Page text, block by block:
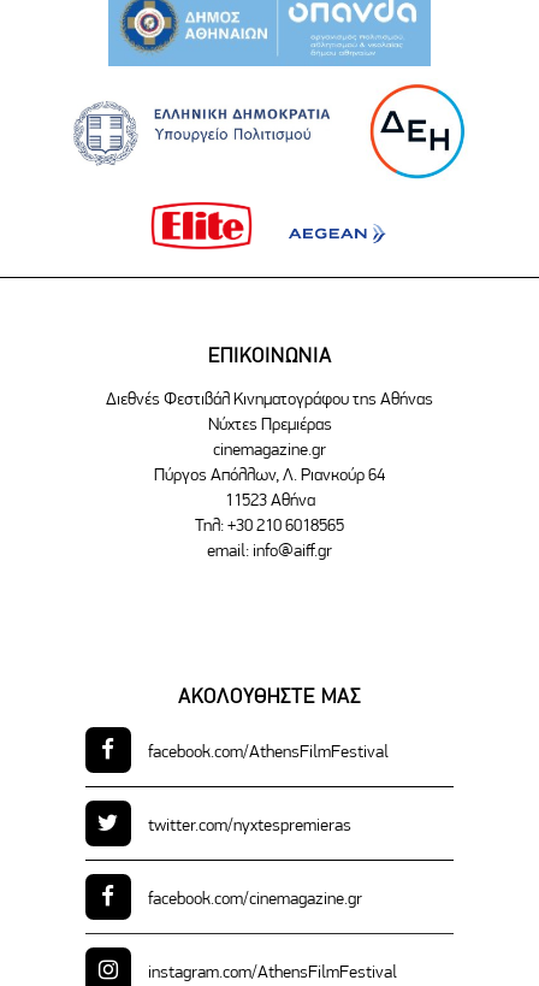
ΕΠΙΚΟΙΝΩΝΙΑ
Διεθνές Φεστιβάλ Κινηματογράφου της Αθήνας
Νύχτες Πρεμιέρας
cinemagazine.gr
Πύργος Απόλλων, Λ. Ριανκούρ 64
11523 Αθήνα
Τηλ: +30 210 6018565
email: info@aiff.gr
ΑΚΟΛΟΥΘΗΣΤΕ ΜΑΣ
facebook.com/AthensFilmFestival
twitter.com/nyxtespremieras
facebook.com/cinemagazine.gr
instagram.com/AthensFilmFestival